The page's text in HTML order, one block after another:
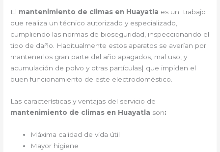
El mantenimiento de climas en Huayatla es un trabajo
que realiza un técnico autorizado y especializado,
cumpliendo las normas de bioseguridad, inspeccionando el
tipo de daño. Habitualmente estos aparatos se averían por
mantenerlos gran parte del año apagados, mal uso, y
acumulación de polvo y otras partículas| que impiden el
buen funcionamiento de este electrodoméstico.
Las características y ventajas del servicio de
mantenimiento de climas en Huayatla son:
Máxima calidad de vida útil
Mayor higiene